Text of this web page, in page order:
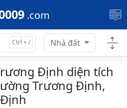
.com
Nhà đất
Định diện tích
Trương Định,